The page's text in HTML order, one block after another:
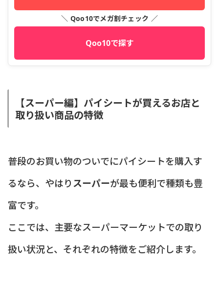
＼ Qoo10でメガ割チェック ／
Qoo10で探す
【スーパー編】パイシートが買えるお店と
取り扱い商品の特徴
普段のお買い物のついでにパイシートを購入す
るなら、やはりスーパーが最も便利で種類も豊
富です。
ここでは、主要なスーパーマーケットでの取り
扱い状況と、それぞれの特徴をご紹介します。